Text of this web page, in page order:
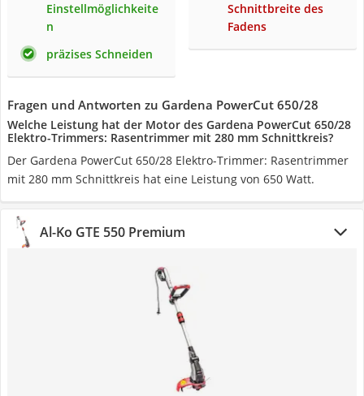
Einstellmöglichkeite
n
präzises Schneiden
Schnittbreite des
Fadens
Fragen und Antworten zu Gardena PowerCut 650/28
Welche Leistung hat der Motor des Gardena PowerCut 650/28
Elektro-Trimmers: Rasentrimmer mit 280 mm Schnittkreis?
Der Gardena PowerCut 650/28 Elektro-Trimmer: Rasentrimmer
mit 280 mm Schnittkreis hat eine Leistung von 650 Watt.
Al-Ko GTE 550 Premium